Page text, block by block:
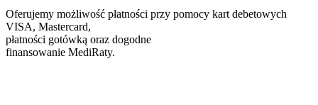
Oferujemy możliwość płatności przy pomocy kart debetowych
VISA, Mastercard,
płatności gotówką oraz dogodne
finansowanie MediRaty.